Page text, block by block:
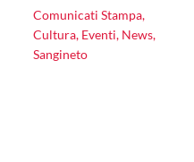
Comunicati Stampa,
Cultura, Eventi, News,
Sangineto